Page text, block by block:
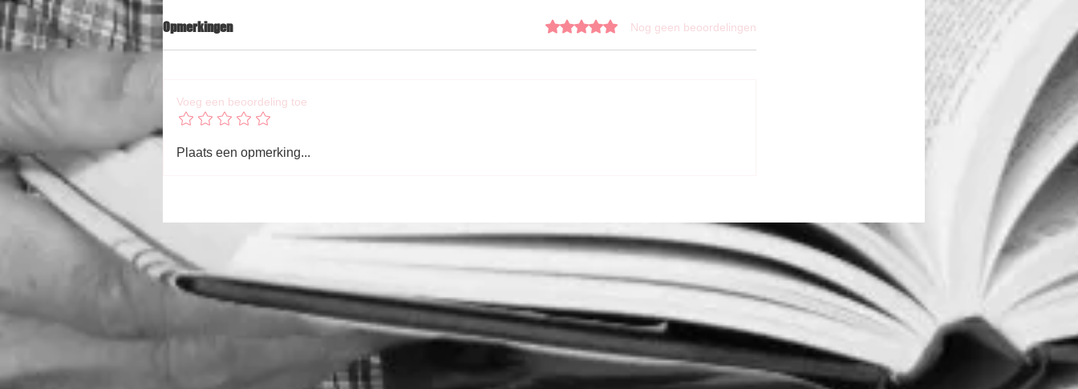
Opmerkingen Beoordeeld met 0 uit 5 sterren.Nog geen beoordelingen
Voeg een beoordeling toe
Plaats een opmerking...